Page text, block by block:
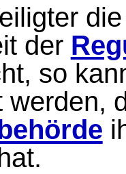
der
so
werden,